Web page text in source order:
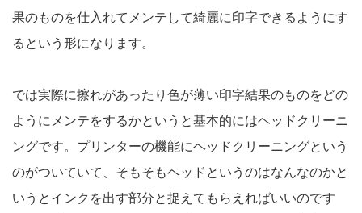
果のものを仕入れてメンテして綺麗に印字できるようにす
るという形になります。
では実際に擦れがあったり色が薄い印字結果のものをどの
ようにメンテをするかというと基本的にはヘッドクリーニ
ングです。プリンターの機能にヘッドクリーニングという
のがついていて、そもそもヘッドというのはなんなのかと
いうとインクを出す部分と捉えてもらえればいいのです